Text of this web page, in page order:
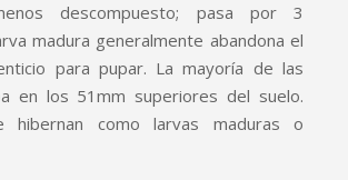
descompuesto; pasa por 3
madura generalmente abandona el
para pupar. La mayoría de las
en los 51mm superiores del suelo.
hibernan como larvas maduras o